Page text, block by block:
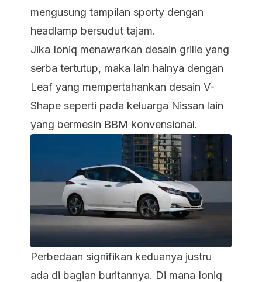
mengusung tampilan sporty dengan
headlamp bersudut tajam.
Jika Ioniq menawarkan desain grille yang
serba tertutup, maka lain halnya dengan
Leaf yang mempertahankan desain V-
Shape seperti pada keluarga Nissan lain
yang bermesin BBM konvensional.
Perbedaan signifikan keduanya justru
ada di bagian buritannya. Di mana Ioniq